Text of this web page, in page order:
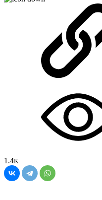
1.4K